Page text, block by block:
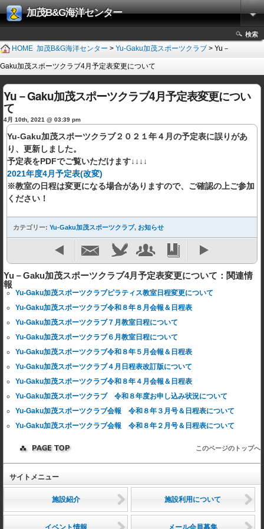
加茂B&G海洋センター
検索
HOME 加茂B&G海洋センター > Yu-Gaku加茂スポーツクラブ > Yu－
Gaku加茂スポーツクラブ4月予定表変更について
Yu－Gaku加茂スポーツクラブ4月予定表変更につい
て
4月 10th, 2021 @ 03:39 pm
Yu-Gaku加茂スポーツクラブ２０２１年４月の予定表に誤りがあ
り、更新しました。
予定表をPDFでご覧いただけます↓↓↓↓
2021年度4月予定表(改変)
※教室の日程は変更になる場合がありますので、ご確認の上ご参加
ください！
カテゴリー: Yu-Gaku加茂スポーツクラブ, お知らせ
Yu－Gaku加茂スポーツクラブ4月予定表変更について：関連情
報
Yu-Gaku加茂スポーツクラブピラティス教室日程変更について
Yu-Gaku加茂スポーツクラブ令和８年８月会報＆日程表
Yu-Gaku加茂スポーツクラブ７月教室日程について
Yu-Gaku加茂スポーツクラブ６月教室日程について
Yu-Gaku加茂スポーツクラブ令和８年５月会報＆日程表
Yu-Gaku加茂スポーツクラブ４月日程表改訂版について
Yu-Gaku加茂スポーツクラブ令和８年４月会報＆日程表
Yu-Gaku加茂スポーツクラブ 令和８年度お申し込み状況について
Yu-Gaku加茂スポーツクラブ会報 令和８年３月号＆日程表について
Yu-Gaku加茂スポーツクラブ会報 令和８年２月号＆日程表について
このページのトップへ
サイトメニュー
施設紹介 施設利用について
イベント情報 メール会員募集